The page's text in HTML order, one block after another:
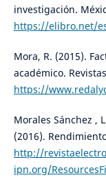
investigación.
https://elibro.net/
Mora, R. (2015).
académico.
https://
Morales Sánchez ,
(2016).
http://
ipn.org/